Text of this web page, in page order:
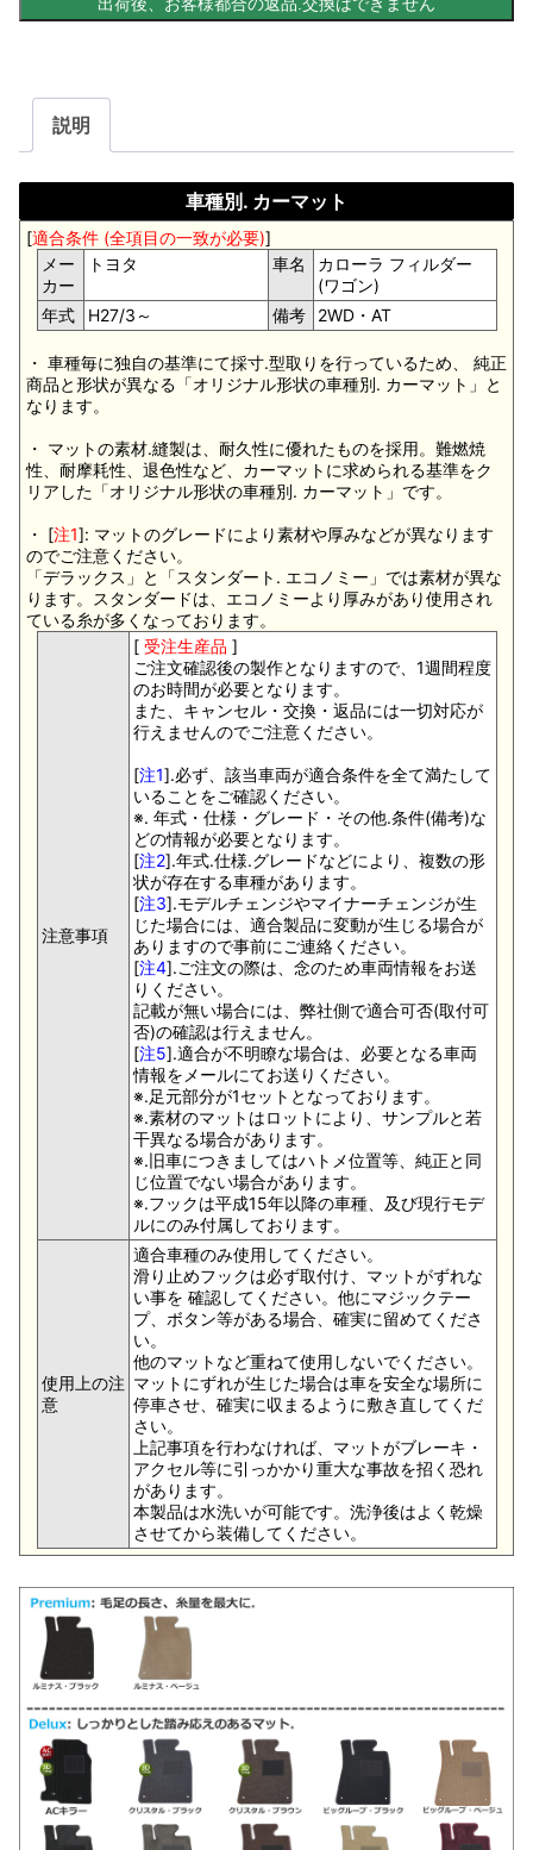
説明
車種別. カーマット
[適合条件 (全項目の一致が必要)]
メー
カー
トヨタ 車名
カローラ フィルダー
(ワゴン)
年式
H27/3～ 備考 2WD・AT
・ 車種毎に独自の基準にて採寸.型取りを行っているため、 純正
商品と形状が異なる「オリジナル形状の車種別. カーマット」と
なります。
・ マットの素材.縫製は、耐久性に優れたものを採用。難燃焼
性、耐摩耗性、退色性など、カーマットに求められる基準をク
リアした「オリジナル形状の車種別. カーマット」です。
・ [注1]: マットのグレードにより素材や厚みなどが異なります
のでご注意ください。
「デラックス」と「スタンダート. エコノミー」では素材が異な
ります。スタンダードは、エコノミーより厚みがあり使用され
ている糸が多くなっております。
注意事項
[ 受注生産品 ]
ご注文確認後の製作となりますので、1週間程度
のお時間が必要となります。
また、キャンセル・交換・返品には一切対応が
行えませんのでご注意ください。
[注1].必ず、該当車両が適合条件を全て満たして
いることをご確認ください。
※. 年式・仕様・グレード・その他.条件(備考)な
どの情報が必要となります。
[注2].年式.仕様.グレードなどにより、複数の形
状が存在する車種があります。
[注3].モデルチェンジやマイナーチェンジが生
じた場合には、適合製品に変動が生じる場合が
ありますので事前にご連絡ください。
[注4].ご注文の際は、念のため車両情報をお送
りください。
記載が無い場合には、弊社側で適合可否(取付可
否)の確認は行えません。
[注5].適合が不明瞭な場合は、必要となる車両
情報をメールにてお送りください。
※.足元部分が1セットとなっております。
※.素材のマットはロットにより、サンプルと若
干異なる場合があります。
※.旧車につきましてはハトメ位置等、純正と同
じ位置でない場合があります。
※.フックは平成15年以降の車種、及び現行モデ
ルにのみ付属しております。
使用上の注
意
適合車種のみ使用してください。
滑り止めフックは必ず取付け、マットがずれな
い事を 確認してください。他にマジックテー
プ、ボタン等がある場合、確実に留めてくださ
い。
他のマットなど重ねて使用しないでください。
マットにずれが生じた場合は車を安全な場所に
停車させ、確実に収まるように敷き直してくだ
さい。
上記事項を行わなければ、マットがブレーキ・
アクセル等に引っかかり重大な事故を招く恐れ
があります。
本製品は水洗いが可能です。洗浄後はよく乾燥
させてから装備してください。